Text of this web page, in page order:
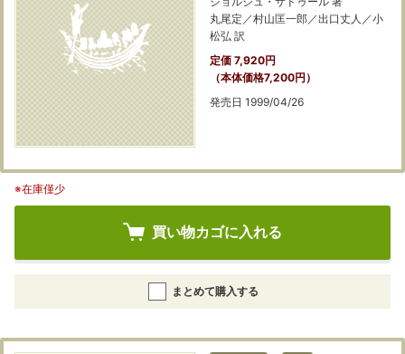
丸尾定／村山匡一郎／出口丈人／小
松弘 訳
定価 7,920円
（本体価格7,200円）
発売日 1999/04/26
※在庫僅少
買い物カゴに入れる
まとめて購入する